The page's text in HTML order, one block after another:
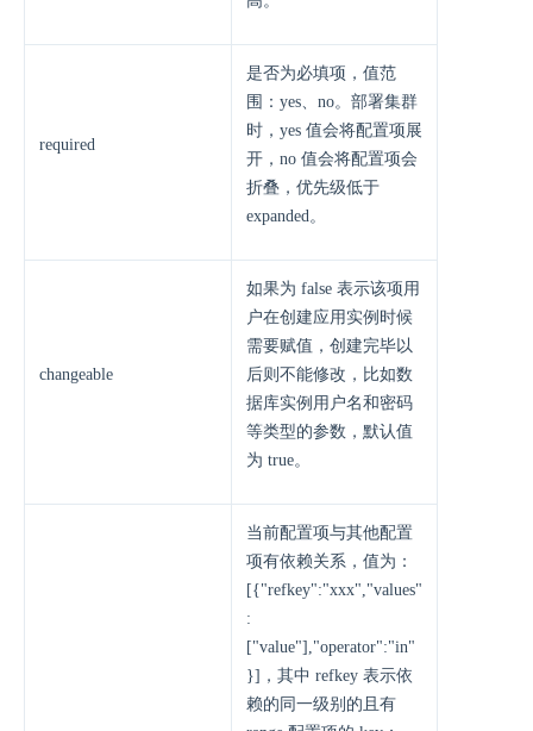
required
是否为必填项，值范
围：yes、no。部署集群
时，yes 值会将配置项展
开，no 值会将配置项会
折叠，优先级低于
expanded。
changeable
如果为 false 表示该项用
户在创建应用实例时候
需要赋值，创建完毕以
后则不能修改，比如数
据库实例用户名和密码
等类型的参数，默认值
为 true。
当前配置项与其他配置
项有依赖关系，值为：
[{"refkey":"xxx","values"
:
["value"],"operator":"in"
}]，其中 refkey 表示依
赖的同一级别的且有